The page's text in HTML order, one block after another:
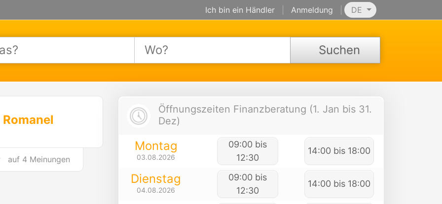
Ich bin ein Händler Anmeldung DE
Suchen
Romanel
auf 4 Meinungen
Öffnungszeiten Finanzberatung (1. Jan bis 31.
Dez)
Montag
03.08.2026
09:00 bis
12:30
14:00 bis 18:00
Dienstag
04.08.2026
09:00 bis
12:30
14:00 bis 18:00